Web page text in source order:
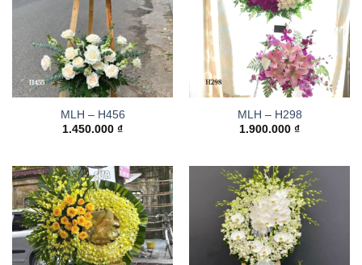
MLH – H456
1.450.000 ₫
MLH – H298
1.900.000 ₫